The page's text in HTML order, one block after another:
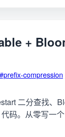
+
#prefix-compression
二分查找、
码。从零写一